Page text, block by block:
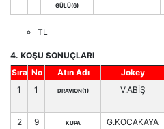
GÜLÜ(6)
TL
4. KOŞU SONUÇLARI
Sıra No Atın Adı Jokey
1
1 DRAVION(1) V.ABİŞ
2 9 KUPA G.KOCAKAYA